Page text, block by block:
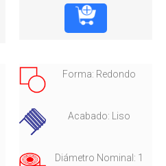
Forma: Redondo
Acabado: Liso
Diámetro Nominal: 1